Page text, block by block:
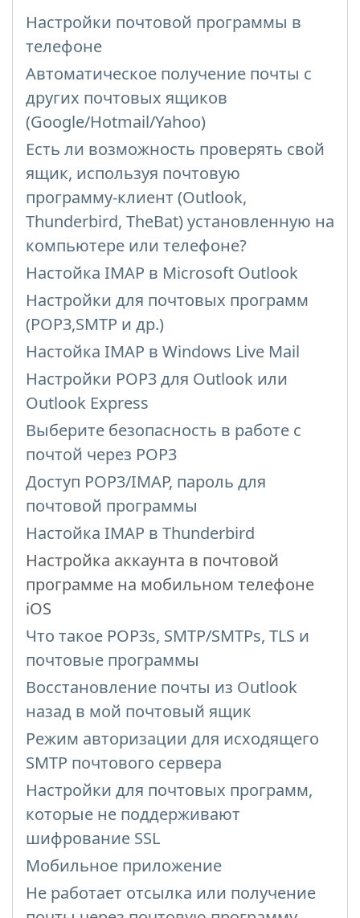
Настройки почтовой программы в
телефоне
Автоматическое получение почты с
других почтовых ящиков
(Google/Hotmail/Yahoo)
Есть ли возможность проверять свой
ящик, используя почтовую
программу-клиент (Outlook,
Thunderbird, TheBat) установленную на
компьютере или телефоне?
Настойка IMAP в Microsoft Outlook
Настройки для почтовых программ
(POP3,SMTP и др.)
Настойка IMAP в Windows Live Mail
Настройки POP3 для Outlook или
Outlook Express
Выберите безопасность в работе с
почтой через POP3
Доступ POP3/IMAP, пароль для
почтовой программы
Настойка IMAP в Thunderbird
Настройка аккаунта в почтовой
программе на мобильном телефоне
iOS
Что такое POP3s, SMTP/SMTPs, TLS и
почтовые программы
Восстановление почты из Outlook
назад в мой почтовый ящик
Режим авторизации для исходящего
SMTP почтового сервера
Настройки для почтовых программ,
которые не поддерживают
шифрование SSL
Мобильное приложение
Не работает отсылка или получение